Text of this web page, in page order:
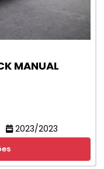
MANUAL
2023/2023